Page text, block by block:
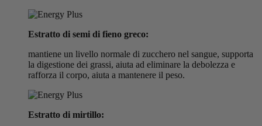
Estratto di semi di fieno greco:
mantiene un livello normale di zucchero nel sangue, supporta
la digestione dei grassi, aiuta ad eliminare la debolezza e
rafforza il corpo, aiuta a mantenere il peso.
Estratto di mirtillo: